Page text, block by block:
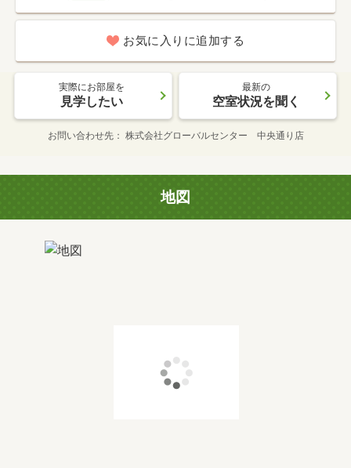
お気に入りに追加する
実際にお部屋を
見学したい
最新の
空室状況を聞く
お問い合わせ先 株式会社グローバルセンター 中央通り店
地図